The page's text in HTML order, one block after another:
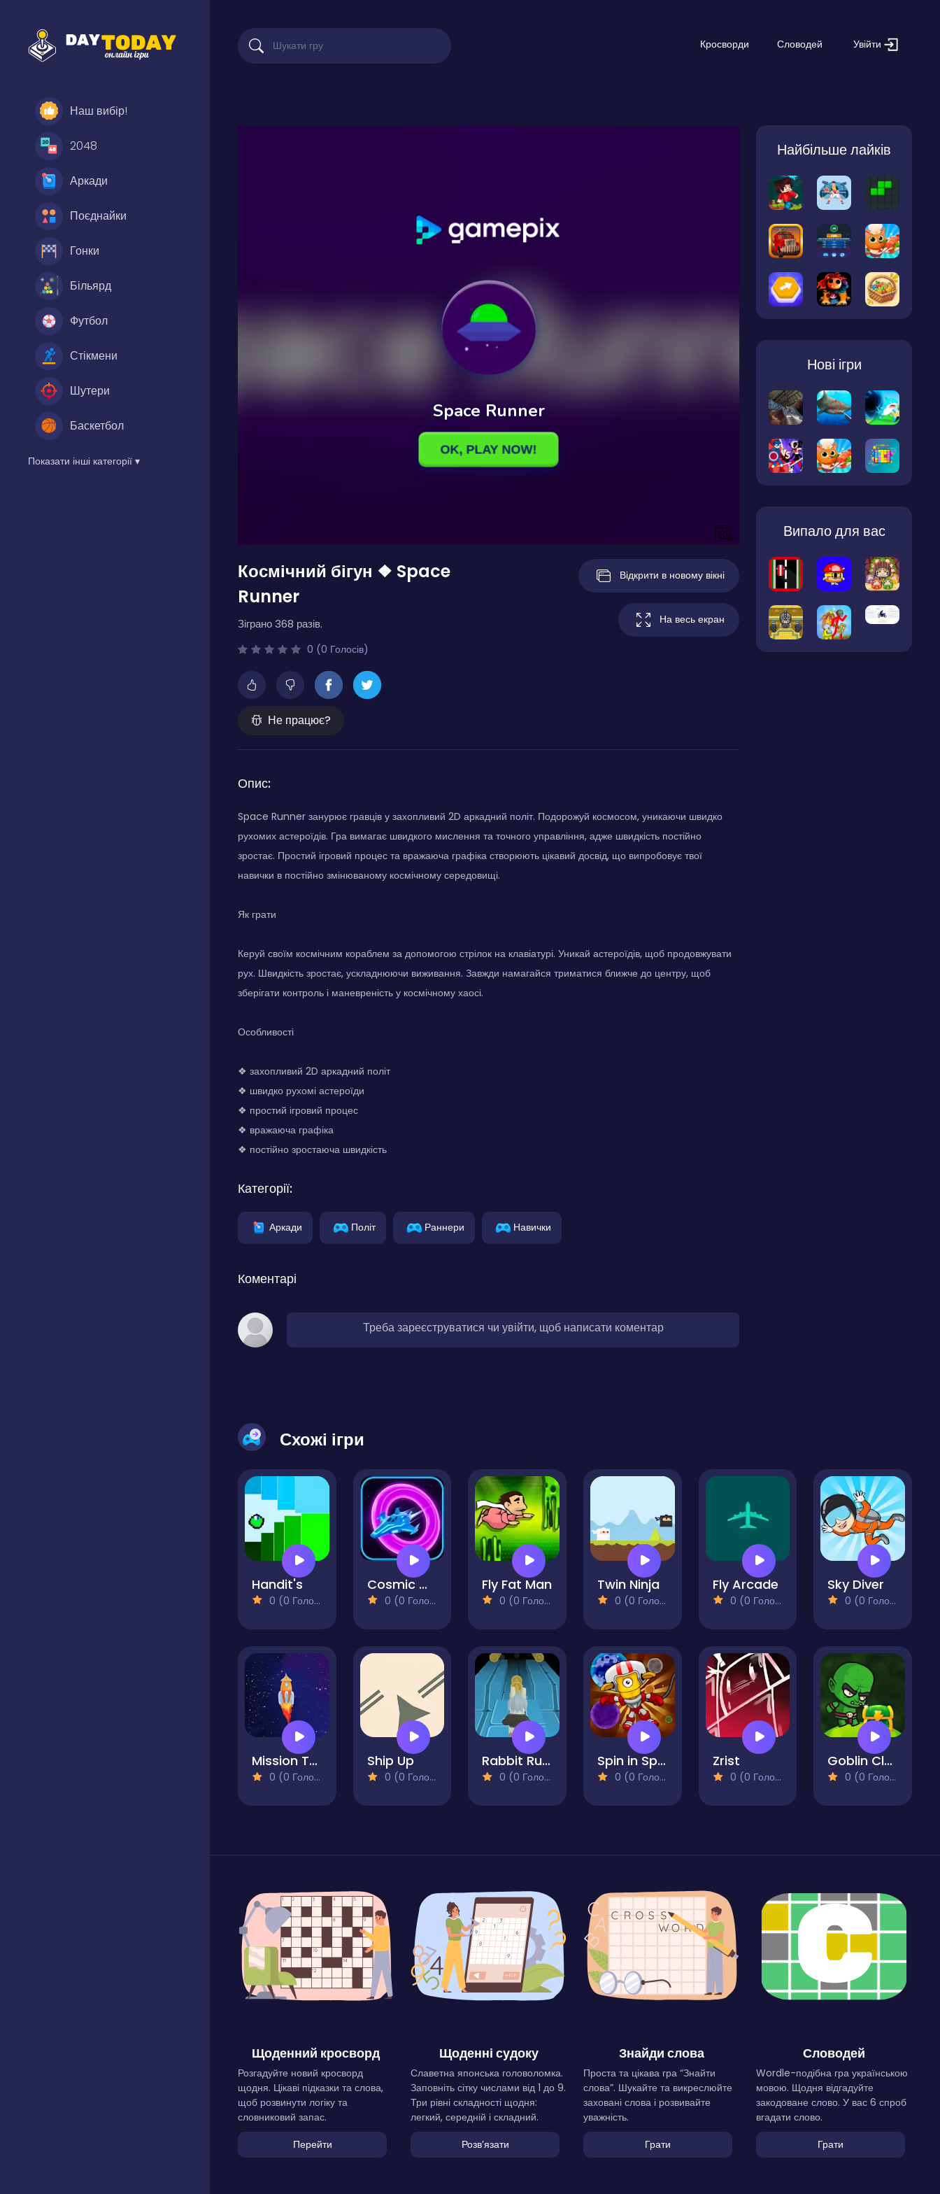
Наш вибір!
2048
Аркади
Поєднайки
Гонки
Більярд
Футбол
Стікмени
Шутери
Баскетбол
Показати інші категорії ▾
Кросворди Словодей Увійти
Космічний бігун ❖ Space
Runner
Зіграно 368 разів.
0 (0 Голосів)
Не працює?
Відкрити в новому вікні
На весь екран
Опис:
Space Runner занурює гравців у захопливий 2D аркадний політ. Подорожуй космосом, уникаючи швидко
рухомих астероїдів. Гра вимагає швидкого мислення та точного управління, адже швидкість постійно
зростає. Простий ігровий процес та вражаюча графіка створюють цікавий досвід, що випробовує твої
навички в постійно змінюваному космічному середовищі.
Як грати
Керуй своїм космічним кораблем за допомогою стрілок на клавіатурі. Уникай астероїдів, щоб продовжувати
рух. Швидкість зростає, ускладнюючи виживання. Завжди намагайся триматися ближче до центру, щоб
зберігати контроль і маневреність у космічному хаосі.
Особливості
❖ захопливий 2D аркадний політ
❖ швидко рухомі астероїди
❖ простий ігровий процес
❖ вражаюча графіка
❖ постійно зростаюча швидкість
Категорії:
Аркади Політ Раннери Навички
Коментарі
Треба зареєструватися чи увійти, щоб написати коментар
Найбільше лайків
Нові ігри
Випало для вас
Схожі ігри
Handit's
0 (0 Голосів)
Cosmic Glider
0 (0 Голосів)
Fly Fat Man
0 (0 Голосів)
Twin Ninja
0 (0 Голосів)
Fly Arcade
0 (0 Голосів)
Sky Diver
0 (0 Голосів)
Mission To Moon Online Game
0 (0 Голосів)
Ship Up
0 (0 Голосів)
Rabbit Run 3D
0 (0 Голосів)
Spin in Space
0 (0 Голосів)
Zrist
0 (0 Голосів)
Goblin Clan
0 (0 Голосів)
Щоденний кросворд
Розгадуйте новий кросворд
щодня. Цікаві підказки та слова,
щоб розвинути логіку та
словниковий запас.
Перейти
Щоденні судоку
Славетна японська головоломка.
Заповніть сітку числами від 1 до 9.
Три рівні складності щодня:
легкий, середній і складний.
Розвʼязати
Знайди слова
Проста та цікава гра “Знайти
слова”. Шукайте та викреслюйте
заховані слова і розвивайте
уважність.
Грати
Словодей
Wordle-подібна гра українською
мовою. Щодня відгадуйте
закодоване слово. У вас 6 спроб
вгадати слово.
Грати